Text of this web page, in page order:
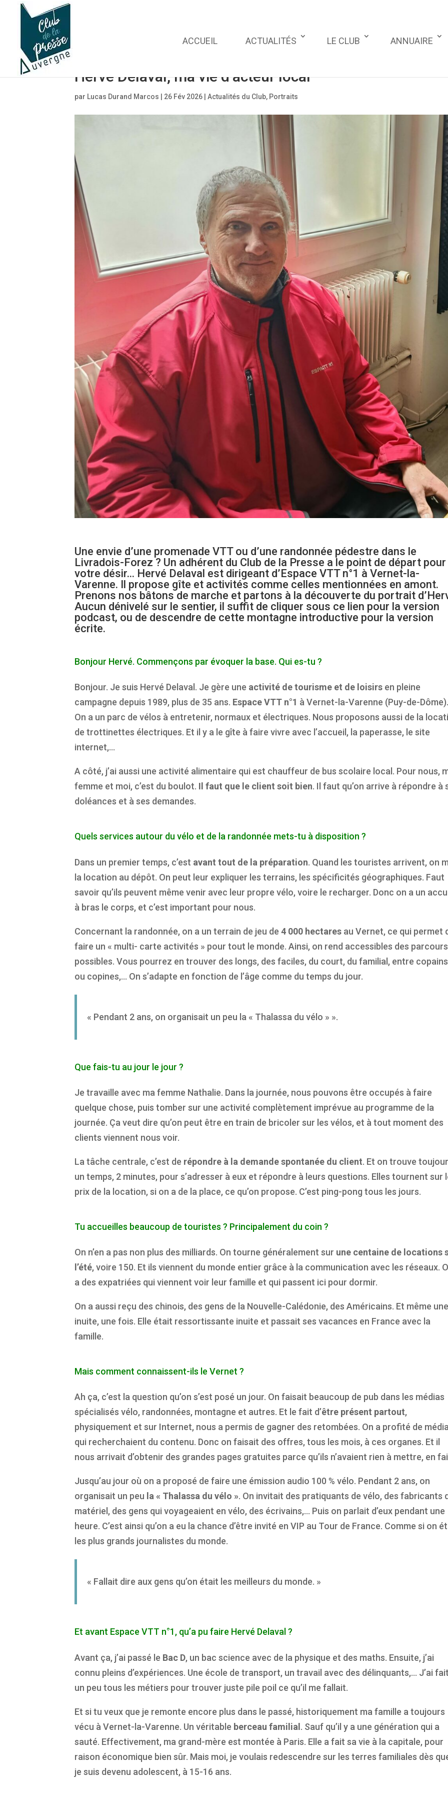
ACCUEIL ACTUALITÉS LE CLUB ANNUAIRE
Hervé Delaval, ma vie d’acteur local
par Lucas Durand Marcos 26 Fév 2026 |Actualités du Club, Portraits
Une envie d’une promenade VTT ou d’une randonnée pédestre dans le
Livradois-Forez ? Un adhérent du Club de la Presse a le point de départ pour
votre désir… Hervé Delaval est dirigeant d’Espace VTT n°1 à Vernet-la-
Varenne. Il propose gîte et activités comme celles mentionnées en amont.
Prenons nos bâtons de marche et partons à la découverte du portrait
Aucun dénivelé sur le sentier, il suffit de cliquer sous ce lien pour la version
podcast, ou de descendre de cette montagne introductive pour la version
écrite.
Bonjour Hervé. Commençons par évoquer la base. Qui es-tu ?
Bonjour. Je suis Hervé Delaval. Je gère une activité de tourisme et de loisirs en pleine
campagne depuis 1989, plus de 35 ans. Espace VTT n°1 à Vernet-la-Varenne (Puy-de-
On a un parc de vélos à entretenir, normaux et électriques. Nous proposons aussi de la
de trottinettes électriques. Et il y a le gîte à faire vivre avec l’accueil, la paperasse, le site
internet,…
A côté, j’ai aussi une activité alimentaire qui est chauffeur de bus scolaire local. Pour nous,
femme et moi, c’est du boulot. Il faut que le client soit bien. Il faut qu’on arrive à répondre à
doléances et à ses demandes.
Quels services autour du vélo et de la randonnée mets-tu à disposition ?
Dans un premier temps, c’est avant tout de la préparation. Quand les touristes arrivent, on
la location au dépôt. On peut leur expliquer les terrains, les spécificités géographiques. Faut
savoir qu’ils peuvent même venir avec leur propre vélo, voire le recharger. Donc on a un
à bras le corps, et c’est important pour nous.
Concernant la randonnée, on a un terrain de jeu de4 000 hectares au Vernet, ce qui permet
faire un « multi- carte activités » pour tout le monde. Ainsi, on rend accessibles des parcours
possibles. Vous pourrez en trouver des longs, des faciles, du court, du familial, entre copains
ou copines,… On s’adapte en fonction de l’âge comme du temps du jour.
« Pendant 2 ans, on organisait un peu la « Thalassa du vélo » ».
Que fais-tu au jour le jour ?
Je travaille avec ma femme Nathalie. Dans la journée, nous pouvons être occupés à faire
quelque chose, puis tomber sur une activité complètement imprévue au programme de la
journée. Ça veut dire qu’on peut être en train de bricoler sur les vélos, et à tout moment des
clients viennent nous voir.
La tâche centrale, c’est de répondre à la demande spontanée du client. Et on trouve
un temps, 2 minutes, pour s’adresser à eux et répondre à leurs questions. Elles tournent sur
prix de la location, si on a de la place, ce qu’on propose. C’est ping-pong tous les jours.
Tu accueilles beaucoup de touristes ? Principalement du coin ?
On n’en a pas non plus des milliards. On tourne généralement sur une centaine de locations
l’été, voire 150. Et ils viennent du monde entier grâce à la communication avec les réseaux.
a des expatriées qui viennent voir leur famille et qui passent ici pour dormir.
On a aussi reçu des chinois, des gens de la Nouvelle-Calédonie, des Américains. Et même
inuite, une fois. Elle était ressortissante inuite et passait ses vacances en France avec la
famille.
Mais comment connaissent-ils le Vernet ?
Ah ça, c’est la question qu’on s’est posé un jour. On faisait beaucoup de pub dans les médias
spécialisés vélo, randonnées, montagne et autres. Et le fait d’être présent partout,
physiquement et sur Internet, nous a permis de gagner des retombées. On a profité de
qui recherchaient du contenu. Donc on faisait des offres, tous les mois, à ces organes. Et il
nous arrivait d’obtenir des grandes pages gratuites parce qu’ils n’avaient rien à mettre, en
Jusqu’au jour où on a proposé de faire une émission audio 100 % vélo. Pendant 2 ans, on
organisait un peu la « Thalassa du vélo ». On invitait des pratiquants de vélo, des fabricants
matériel, des gens qui voyageaient en vélo, des écrivains,… Puis on parlait d’eux pendant une
heure. C’est ainsi qu’on a eu la chance d’être invité en VIP au Tour de France. Comme si on
les plus grands journalistes du monde.
« Fallait dire aux gens qu’on était les meilleurs du monde. »
Et avant Espace VTT n°1, qu’a pu faire Hervé Delaval ?
Avant ça, j’ai passé le Bac D, un bac science avec de la physique et des maths. Ensuite, j’ai
connu pleins d’expériences. Une école de transport, un travail avec des délinquants,… J’ai
un peu tous les métiers pour trouver juste pile poil ce qu’il me fallait.
Et si tu veux que je remonte encore plus dans le passé, historiquement ma famille a toujours
vécu à Vernet-la-Varenne. Un véritable berceau familial. Sauf qu’il y a une génération qui a
sauté. Effectivement, ma grand-mère est montée à Paris. Elle a fait sa vie à la capitale, pour
raison économique bien sûr. Mais moi, je voulais redescendre sur les terres familiales dès
je suis devenu adolescent, à 15-16 ans.